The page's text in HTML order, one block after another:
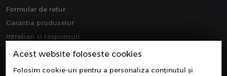
Formular de retur
Garantia produselor
Intrebari si raspunsuri
Downloads
Acest website foloseste cookies
Folosim cookie-uri pentru a personaliza conținutul și